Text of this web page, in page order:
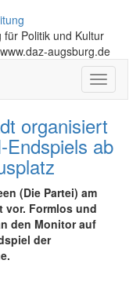
Politik und Kultur
augsburg.de
Toggle
organisiert
Endspiels ab
(Die Partei) am
vor. Formlos und
den Monitor auf
der